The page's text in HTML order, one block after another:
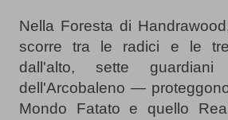
Nella Foresta di
scorre tra le radici e le
dall'alto, sette
dell'Arcobaleno —
Mondo Fatato e quello